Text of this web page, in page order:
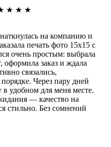
★ ★ ★
на компанию и
печать фото 15х15 с
очень простым: выбрала
оформила заказ и ждала
связались,
Через пару дней
в удобном для меня месте.
— качество на
стильно. Без сомнений